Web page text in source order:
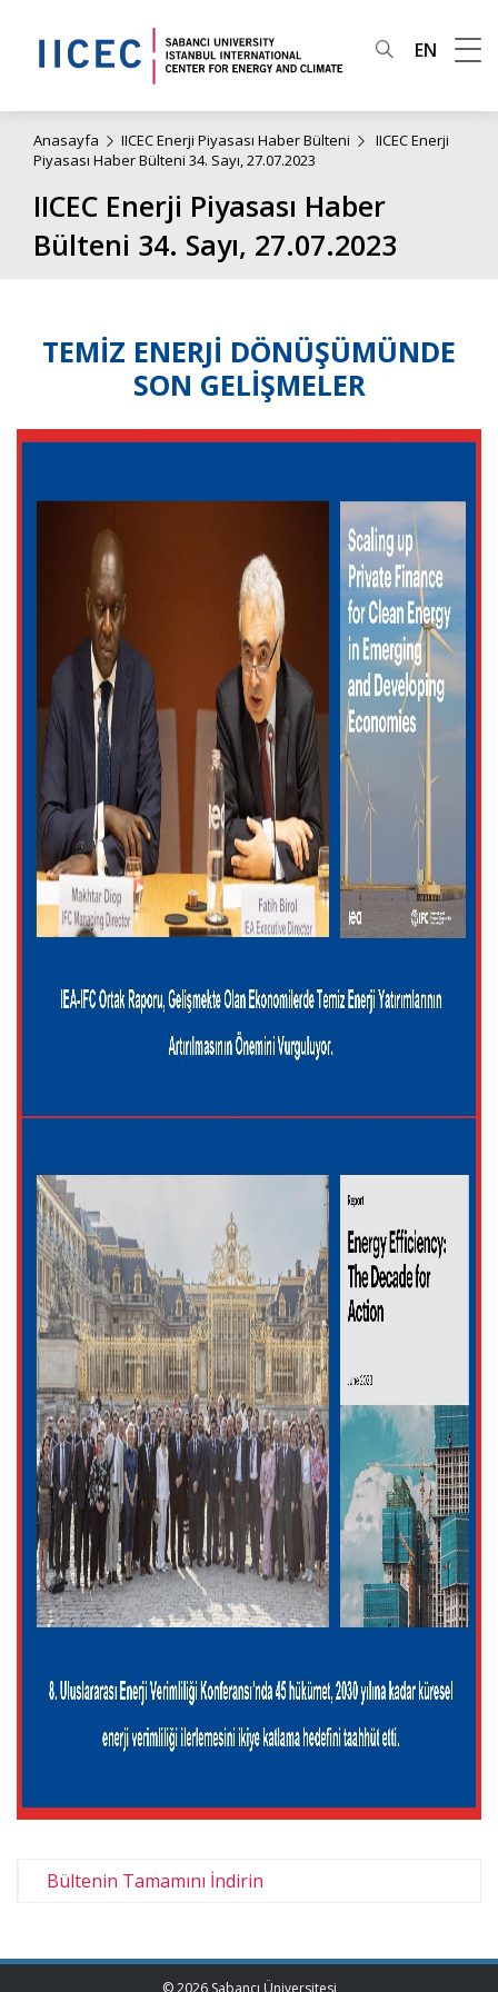
EN
Anasayfa IICEC Enerji Piyasası Haber Bülteni
IICEC Enerji
Piyasası Haber Bülteni 34. Sayı, 27.07.2023
IICEC Enerji Piyasası Haber
Bülteni 34. Sayı, 27.07.2023
TEMİZ ENERJİ DÖNÜŞÜMÜNDE
SON GELİŞMELER
Bültenin Tamamını İndirin
© 2026 Sabancı Üniversitesi